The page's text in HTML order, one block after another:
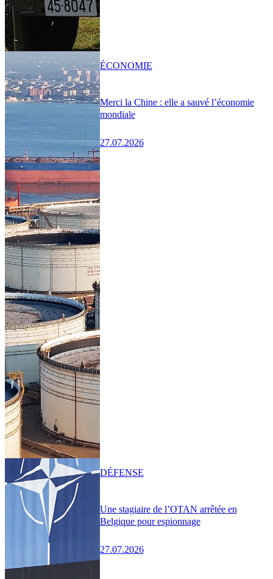
Merci la Chine : elle a sauvé l’économie
mondiale
27.07.2026
ÉCONOMIE
Une stagiaire de l’OTAN arrêtée en
Belgique pour espionnage
27.07.2026
DÉFENSE